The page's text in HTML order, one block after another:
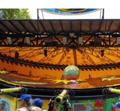
"Foire du Midi: les
respectent mieux les